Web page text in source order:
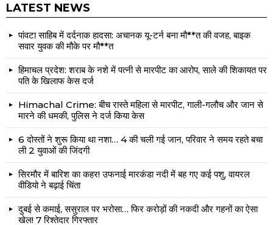
LATEST NEWS
पांवटा साहिब में दर्दनाक हादसा: अचानक यू-टर्न बना मौ**त की वजह, बाइक
सवार युवक की मौके पर मौ**त
हिमाचल प्रदेश: शराब के नशे में पत्नी से मारपीट का आरोप, साले की शिकायत पर
पति के खिलाफ केस दर्ज
Himachal Crime: बीच रास्ते महिला से मारपीट, गाली-गलौच और जान से
मारने की धमकी, पुलिस ने दर्ज किया केस
6 दोस्तों ने शुरू किया था नशा… 4 की चली गई जान, परिवार ने समय रहते बचा
ली 2 युवाओं की जिंदगी
सिरमौर में बारिश का कहर! उफनाई मारकंडा नदी में बह गए कई पशु, वायरल
वीडियो ने बढ़ाई चिंता
दुबई से कमाई, ससुराल पर भरोसा… फिर करोड़ों की नकदी और गहनों का ऐसा
खेल! 7 रिश्तेदार गिरफ्तार